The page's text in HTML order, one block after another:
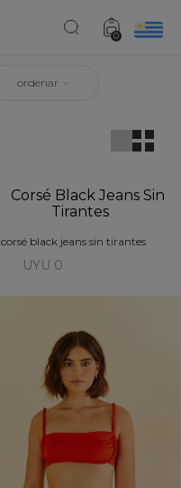
0
ordenar
corsé black jeans sin tirantes
UYU 0